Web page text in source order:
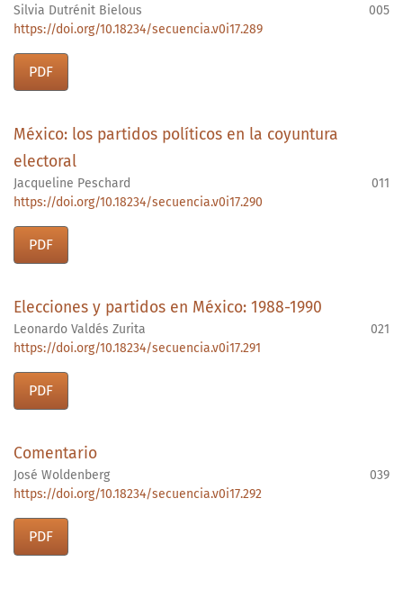
Silvia Dutrénit Bielous
005
https://doi.org/10.18234/secuencia.v0i17.289
PDF
México: los partidos políticos en la coyuntura
electoral
Jacqueline Peschard
011
https://doi.org/10.18234/secuencia.v0i17.290
PDF
Elecciones y partidos en México: 1988-1990
Leonardo Valdés Zurita
021
https://doi.org/10.18234/secuencia.v0i17.291
PDF
Comentario
José Woldenberg
039
https://doi.org/10.18234/secuencia.v0i17.292
PDF